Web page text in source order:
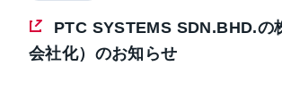
PTC SYSTEMS SDN.BHD.の
会社化）のお知らせ